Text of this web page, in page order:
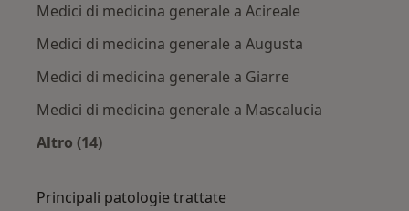
Medici di medicina generale a Acireale
Medici di medicina generale a Augusta
Medici di medicina generale a Giarre
Medici di medicina generale a Mascalucia
Altro (14)
Principali patologie trattate